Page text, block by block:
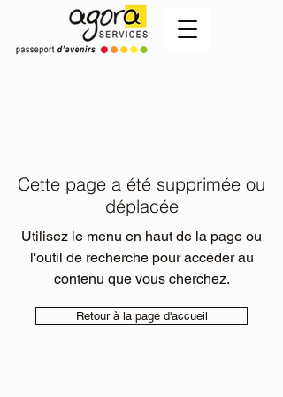
Cette page a été supprimée ou
déplacée
Utilisez le menu en haut de la page ou
l'outil de recherche pour accéder au
contenu que vous cherchez.
Retour à la page d'accueil